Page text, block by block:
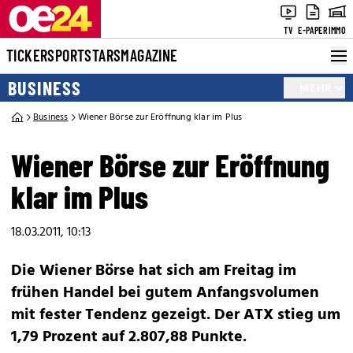
TV E-PAPERIMMO
TICKERSPORTSTARSMAGAZINE
BUSINESS
Business Wiener Börse zur Eröffnung klar im Plus
Wiener Börse zur Eröffnung
klar im Plus
18.03.2011, 10:13
Die Wiener Börse hat sich am Freitag im
frühen Handel bei gutem Anfangsvolumen
mit fester Tendenz gezeigt. Der ATX stieg um
1,79 Prozent auf 2.807,88 Punkte.